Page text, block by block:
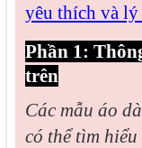
yêu thích và lý
Phần 1:
trên
Các mẫu áo
có thể tìm